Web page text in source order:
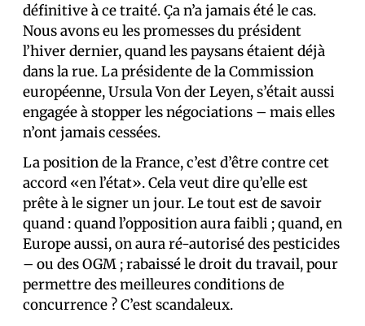
définitive à ce traité. Ça n’a jamais été le cas.
Nous avons eu les promesses du président
l’hiver dernier, quand les paysans étaient déjà
dans la rue. La présidente de la Commission
européenne, Ursula Von der Leyen, s’était aussi
engagée à stopper les négociations – mais elles
n’ont jamais cessées.
La position de la France, c’est d’être contre cet
accord «en l’état». Cela veut dire qu’elle est
prête à le signer un jour. Le tout est de savoir
quand : quand l’opposition aura faibli ; quand, en
Europe aussi, on aura ré-autorisé des pesticides
– ou des OGM ; rabaissé le droit du travail, pour
permettre des meilleures conditions de
concurrence ? C’est scandaleux.